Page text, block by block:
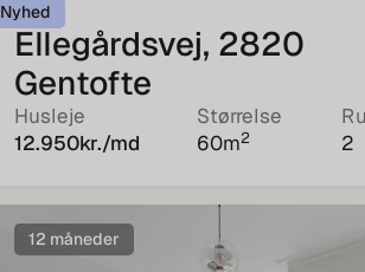
Nyhed
Ellegårdsvej, 2820
Gentofte
Husleje
12.950kr./md
Størrelse
60m2
2
12 måneder